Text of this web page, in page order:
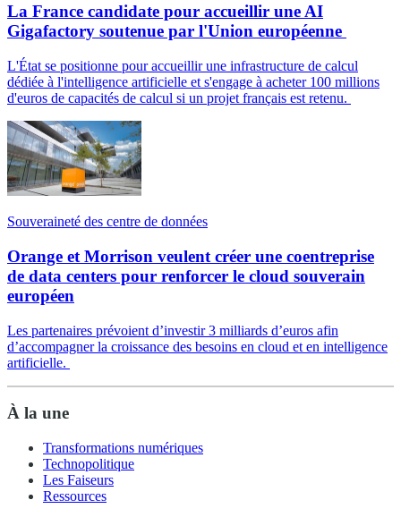
La France candidate pour accueillir une AI
Gigafactory soutenue par l'Union européenne
L'État se positionne pour accueillir une infrastructure de calcul
dédiée à l'intelligence artificielle et s'engage à acheter 100 millions
d'euros de capacités de calcul si un projet français est retenu.
Souveraineté des centre de données
Orange et Morrison veulent créer une coentreprise
de data centers pour renforcer le cloud souverain
européen
Les partenaires prévoient d’investir 3 milliards d’euros afin
d’accompagner la croissance des besoins en cloud et en intelligence
artificielle.
À la une
Transformations numériques
Technopolitique
Les Faiseurs
Ressources